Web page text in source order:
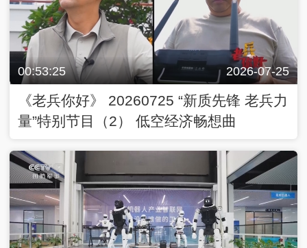
00:53:25 2026-07-25
《老兵你好》 20260725 “新质先锋 老兵力
量”特别节目（2） 低空经济畅想曲